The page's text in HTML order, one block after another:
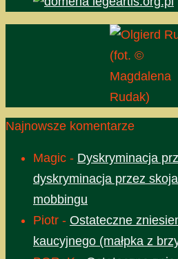
(fot. ©
Magdalena
Rudak)
Najnowsze komentarze
Magic - Dyskryminacja
dyskryminacja przez
mobbingu
Piotr - Ostateczne
kaucyjnego (małpka z